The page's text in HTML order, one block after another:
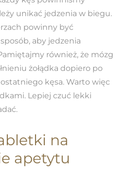
unikać jedzenia w biegu.
powinny być
aby jedzenia
również, że mózg
żołądka dopiero po
kęsa. Warto więc
Lepiej czuć lekki
na
apetytu